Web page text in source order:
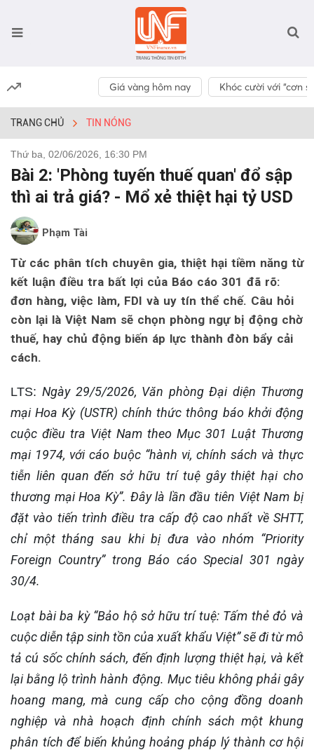
Giá vàng hôm nay Khóc cười với “cơn
TRANG CHỦ TIN NÓNG
Thứ ba, 02/06/2026, 16:30 PM
Bài 2: 'Phòng tuyến thuế quan' đổ sập
thì ai trả giá? - Mổ xẻ thiệt hại tỷ USD
Phạm Tài
Từ các phân tích chuyên gia, thiệt hại tiềm năng từ
kết luận điều tra bất lợi của Báo cáo 301 đã rõ:
đơn hàng, việc làm, FDI và uy tín thể chế. Câu hỏi
còn lại là Việt Nam sẽ chọn phòng ngự bị động chờ
thuế, hay chủ động biến áp lực thành đòn bẩy cải
cách.
LTS:Ngày 29/5/2026, Văn phòng Đại diện Thương
mại Hoa Kỳ (USTR) chính thức thông báo khởi động
cuộc điều tra Việt Nam theo Mục 301 Luật Thương
mại 1974, với cáo buộc “hành vi, chính sách và thực
tiễn liên quan đến sở hữu trí tuệ gây thiệt hại cho
thương mại Hoa Kỳ”. Đây là lần đầu tiên Việt Nam bị
đặt vào tiến trình điều tra cấp độ cao nhất về SHTT,
chỉ một tháng sau khi bị đưa vào nhóm “Priority
Foreign Country” trong Báo cáo Special 301 ngày
30/4.
Loạt bài ba kỳ “Bảo hộ sở hữu trí tuệ: Tấm thẻ đỏ và
cuộc diễn tập sinh tồn của xuất khẩu Việt” sẽ đi từ mô
tả cú sốc chính sách, đến định lượng thiệt hại, và kết
lại bằng lộ trình hành động. Mục tiêu không phải gây
hoang mang, mà cung cấp cho cộng đồng doanh
nghiệp và nhà hoạch định chính sách một khung
phân tích để biến khủng hoảng pháp lý thành cơ hội